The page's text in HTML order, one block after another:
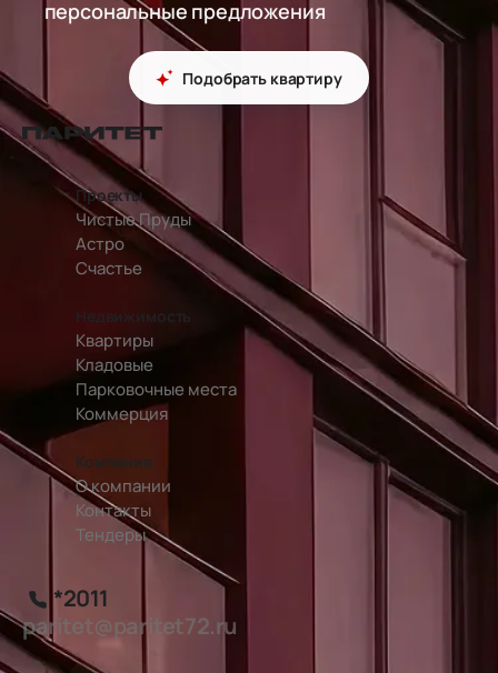
персональные предложения
Подобрать квартиру
перейти на главную страницу
Проекты
Чистые Пруды
Астро
Счастье
Недвижимость
Квартиры
Кладовые
Парковочные места
Коммерция
Компания
О компании
Контакты
Тендеры
*2011
paritet@paritet72.ru